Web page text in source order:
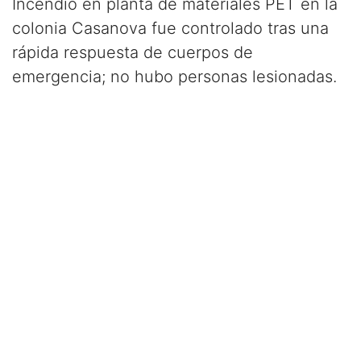
Incendio en planta de materiales PET en la
colonia Casanova fue controlado tras una
rápida respuesta de cuerpos de
emergencia; no hubo personas lesionadas.